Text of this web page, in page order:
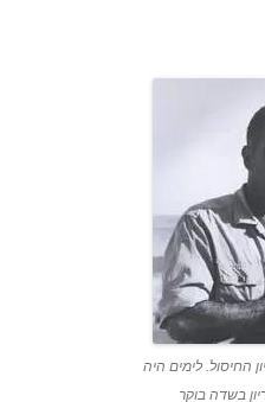
החיסול. לימים היה
בשדה בוקר